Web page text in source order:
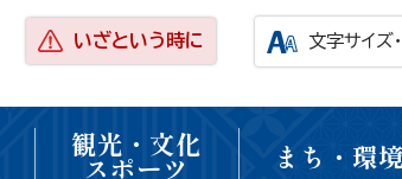
いざという時に 文字サイズ
観光・文化
スポーツ まち・環境